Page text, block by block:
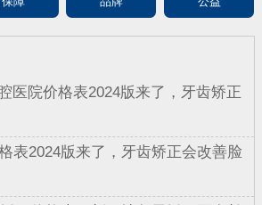
医院价格表2024版来了，牙齿矫正
表2024版来了，牙齿矫正会改善脸